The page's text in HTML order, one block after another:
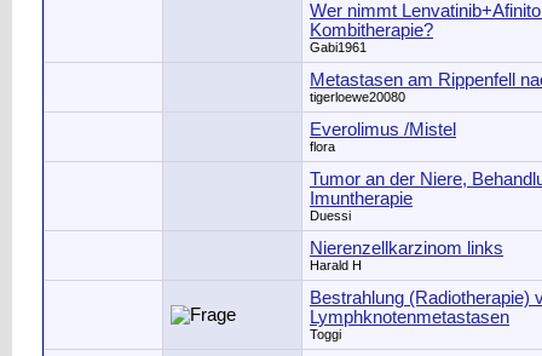
Wer nimmt
Kombitherapie?
Gabi1961
Metastasen am Rippenfell
tigerloewe20080
Everolimus /Mistel
flora
Tumor an der Niere,
Imuntherapie
Duessi
Nierenzellkarzinom links
Harald H
Bestrahlung (Radiotherapie)
Lymphknotenmetastasen
Toggi